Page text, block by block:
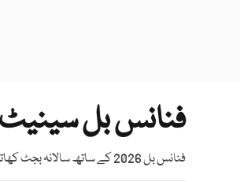
فنانس بل
فنانس بل 2026 کے ساتھ سالانہ بجٹ کھاتے بھی سینیٹ میں پیش کیے گئے